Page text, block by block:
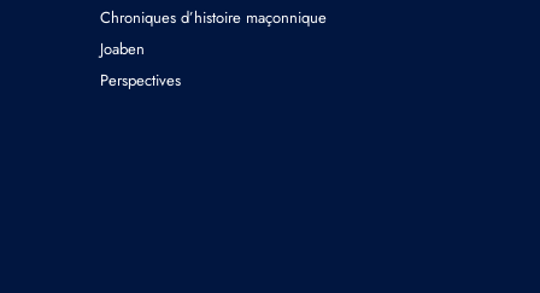
Chroniques d’histoire maçonnique
Joaben
Perspectives